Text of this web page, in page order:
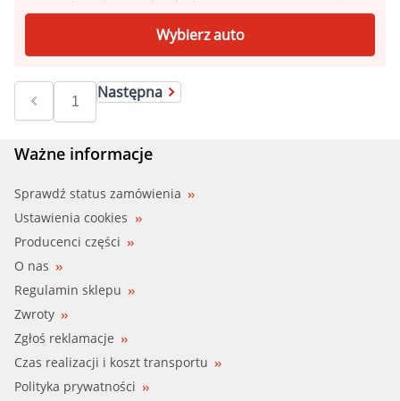
Wybierz auto
Następna
Ważne informacje
Sprawdź status zamówienia
Ustawienia cookies
Producenci części
O nas
Regulamin sklepu
Zwroty
Zgłoś reklamacje
Czas realizacji i koszt transportu
Polityka prywatności